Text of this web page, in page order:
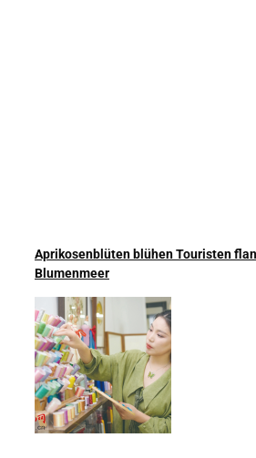
Aprikosenblüten blühen Touristen
Blumenmeer